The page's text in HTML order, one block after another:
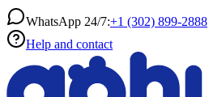
WhatsApp 24/7:+1 (302) 899-2888
Help and contact